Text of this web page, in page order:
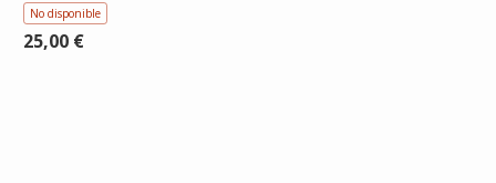
No disponible
25,00 €